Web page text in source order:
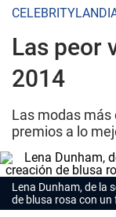
Las peor
2014
Las modas
premios a lo
Lena Dunham, de la
de blusa rosa con